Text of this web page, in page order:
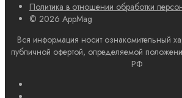
Политика в отношении обработки
© 2026 AppMag
Вся информация носит ознакомительный
публичной офертой, определяемой
РФ